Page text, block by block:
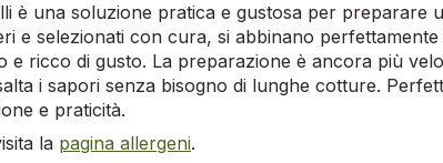
è una soluzione pratica e gustosa per preparare
e selezionati con cura, si abbinano
e ricco di gusto. La preparazione è ancora più
i sapori senza bisogno di lunghe cotture.
e praticità.
la pagina allergeni.